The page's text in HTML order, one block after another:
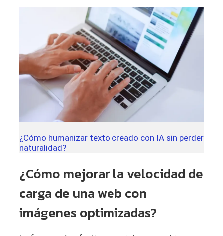
¿Cómo humanizar texto creado con IA sin perder
naturalidad?
¿Cómo mejorar la velocidad de
carga de una web con
imágenes optimizadas?